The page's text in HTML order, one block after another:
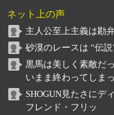
ネット上の声
主人公至上主義は勘
砂漠のレースは “伝
黒馬は美しく素敵だ
いまま終わってしまっ
SHOGUN見たさにデ
フレンド・フリッ